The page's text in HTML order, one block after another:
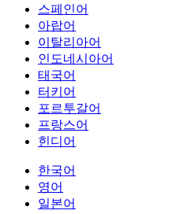
스페인어
아랍어
이탈리아어
인도네시아어
태국어
터키어
포르투갈어
프랑스어
힌디어
한국어
영어
일본어